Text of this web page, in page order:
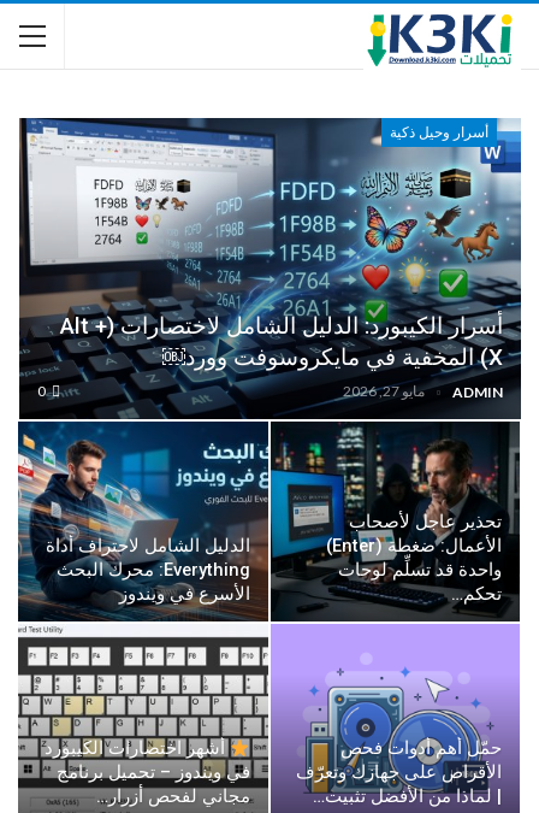
أسرار وحيل ذكية
أسرار الكيبورد: الدليل الشامل لاختصارات (Alt +
X) المخفية في مايكروسوفت وورد￼
ADMIN مايو 27, 2026 0
تحذير عاجل لأصحاب
الأعمال: ضغطة (Enter)
واحدة قد تسلِّم لوحات
تحكم…
الدليل الشامل لاحتراف أداة
Everything: محرك البحث
الأسرع في ويندوز
حمّل أهم أدوات فحص
الأقراص على جهازك وتعرّف
| لماذا من الأفضل تثبيت…
أشهر اختصارات الكيبورد
في ويندوز – تحميل برنامج
مجاني لفحص أزرار…